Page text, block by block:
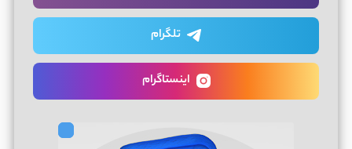
تلگرام
اینستاگرام